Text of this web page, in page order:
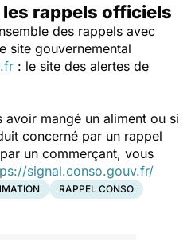
rappels officiels
des rappels avec
site gouvernemental
: le site des alertes de
avoir mangé un aliment ou si
concerné par un rappel
un commerçant, vous
signal.conso.gouv.fr/
RAPPEL CONSO